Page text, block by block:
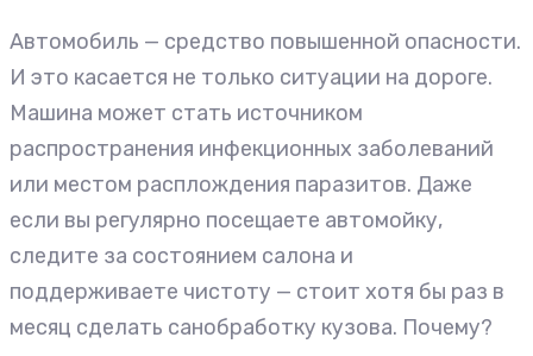
Автомобиль — средство повышенной опасности.
И это касается не только ситуации на дороге.
Машина может стать источником
распространения инфекционных заболеваний
или местом расплождения паразитов. Даже
если вы регулярно посещаете автомойку,
следите за состоянием салона и
поддерживаете чистоту — стоит хотя бы раз в
месяц сделать санобработку кузова. Почему?